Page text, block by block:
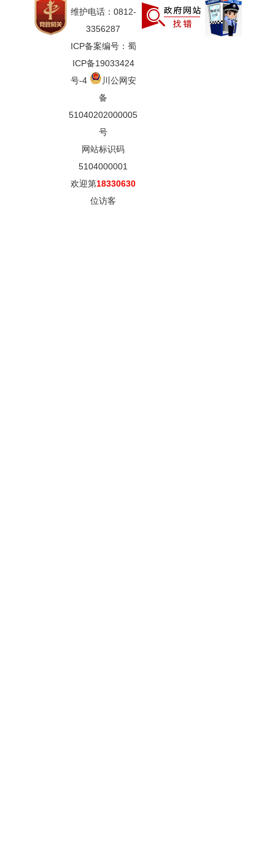
维护电话：0812-
3356287
ICP备案编号：蜀
ICP备19033424
号-4
川公网安
备
51040202000005
号
网站标识码
5104000001
欢迎第18330630
位访客